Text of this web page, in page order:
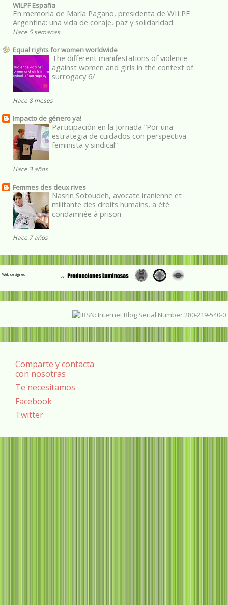
WILPF España
En memoria de María Pagano, presidenta de WILPF
Argentina: una vida de coraje, paz y solidaridad
Hace 5 semanas
Equal rights for women worldwide
The different manifestations of violence
against women and girls in the context of
surrogacy 6/
Hace 8 meses
Impacto de género ya!
Participación en la Jornada “Por una
estrategia de cuidados con perspectiva
feminista y sindical”
Hace 3 años
Femmes des deux rives
Nasrin Sotoudeh, avocate iranienne et
militante des droits humains, a été
condamnée à prison
Hace 7 años
Web designed
Comparte y contacta
con nosotras
Te necesitamos
Facebook
Twitter